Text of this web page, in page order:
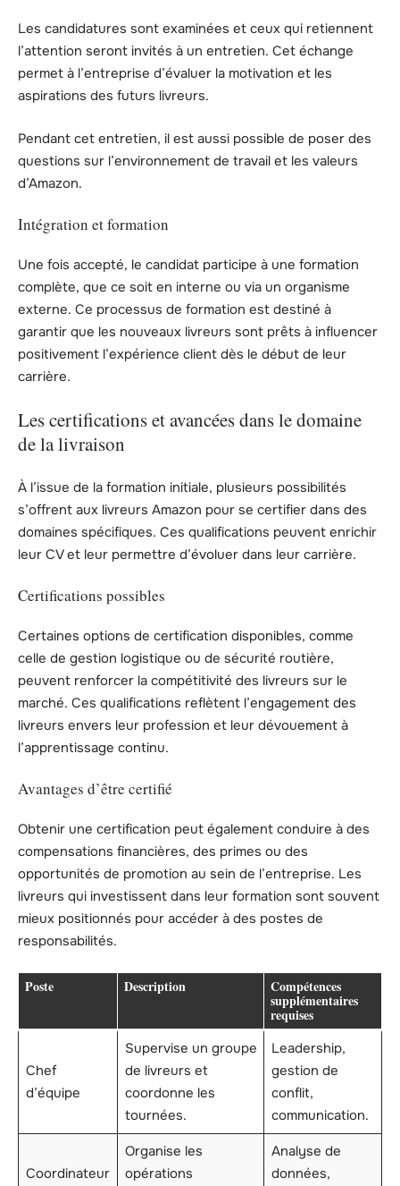
Les candidatures sont examinées et ceux qui retiennent
l’attention seront invités à un entretien. Cet échange
permet à l’entreprise d’évaluer la motivation et les
aspirations des futurs livreurs.
Pendant cet entretien, il est aussi possible de poser des
questions sur l’environnement de travail et les valeurs
d’Amazon.
Intégration et formation
Une fois accepté, le candidat participe à une formation
complète, que ce soit en interne ou via un organisme
externe. Ce processus de formation est destiné à
garantir que les nouveaux livreurs sont prêts à influencer
positivement l’expérience client dès le début de leur
carrière.
Les certifications et avancées dans le domaine
de la livraison
À l’issue de la formation initiale, plusieurs possibilités
s’offrent aux livreurs Amazon pour se certifier dans des
domaines spécifiques. Ces qualifications peuvent enrichir
leur CV et leur permettre d’évoluer dans leur carrière.
Certifications possibles
Certaines options de certification disponibles, comme
celle de gestion logistique ou de sécurité routière,
peuvent renforcer la compétitivité des livreurs sur le
marché. Ces qualifications reflètent l’engagement des
livreurs envers leur profession et leur dévouement à
l’apprentissage continu.
Avantages d’être certifié
Obtenir une certification peut également conduire à des
compensations financières, des primes ou des
opportunités de promotion au sein de l’entreprise. Les
livreurs qui investissent dans leur formation sont souvent
mieux positionnés pour accéder à des postes de
responsabilités.
Poste Description Compétences
supplémentaires
requises
Chef
d’équipe
Supervise un groupe
de livreurs et
coordonne les
tournées.
Leadership,
gestion de
conflit,
communication.
Coordinateur
Organise les
opérations
Analyse de
données,